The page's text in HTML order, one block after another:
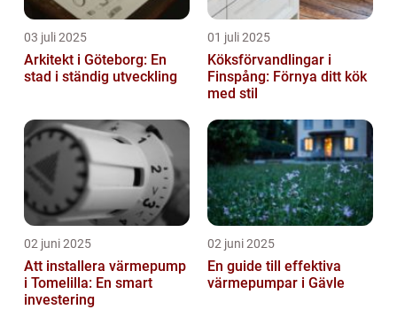
03 juli 2025
Arkitekt i Göteborg: En
stad i ständig utveckling
01 juli 2025
Köksförvandlingar i
Finspång: Förnya ditt kök
med stil
02 juni 2025
Att installera värmepump
i Tomelilla: En smart
investering
02 juni 2025
En guide till effektiva
värmepumpar i Gävle